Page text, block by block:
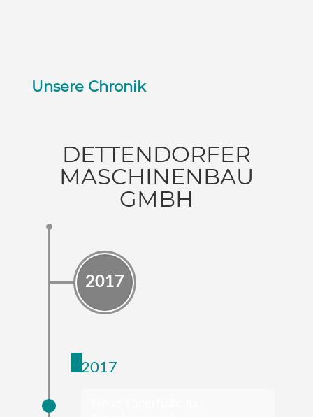
Unsere Chronik
DETTENDORFER
MASCHINENBAU
GMBH
2017
2017